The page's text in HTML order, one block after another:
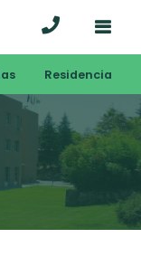
Residencia